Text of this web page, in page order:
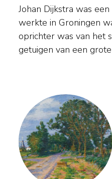
Johan Dijkstra was
werkte in Groningen
oprichter was van het
getuigen van een
hij portretten, en
en in cafés. Onder